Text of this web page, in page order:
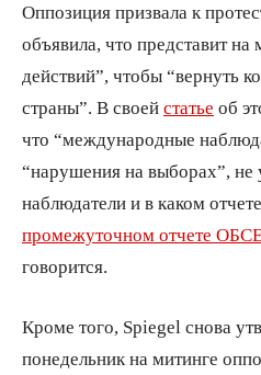
Оппозиция призвала к
объявила, что представит
действий”, чтобы “вернуть
страны”. В своей статье об
что “международные
“нарушения на выборах”, не
наблюдатели и в каком
промежуточном отчете
говорится.
Кроме того, Spiegel снова
понедельник на митинге